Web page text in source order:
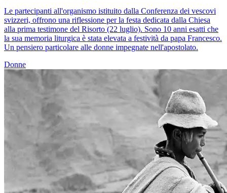
Le partecipanti all'organismo istituito dalla Conferenza dei vescovi
svizzeri, offrono una riflessione per la festa dedicata dalla Chiesa
alla prima testimone del Risorto (22 luglio). Sono 10 anni esatti che
la sua memoria liturgica è stata elevata a festività da papa Francesco.
Un pensiero particolare alle donne impegnate nell'apostolato.
Donne